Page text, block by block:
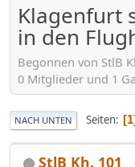
Klagenfurt
in den
Begonnen von StlB
0 Mitglieder und 1
NACH UNTEN Seiten 1
StlB Kh. 101